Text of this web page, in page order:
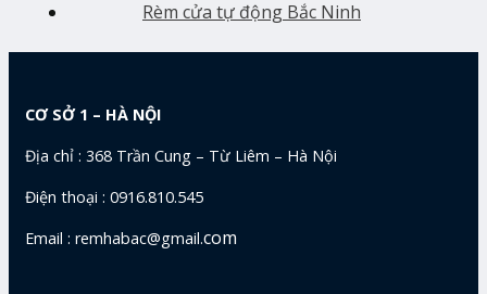
Rèm cửa tự động Bắc Ninh
CƠ SỞ 1 – HÀ NỘI
Địa chỉ : 368 Trần Cung – Từ Liêm – Hà Nội
Điện thoại : 0916.810.545
Email : remhabac@gmail.com